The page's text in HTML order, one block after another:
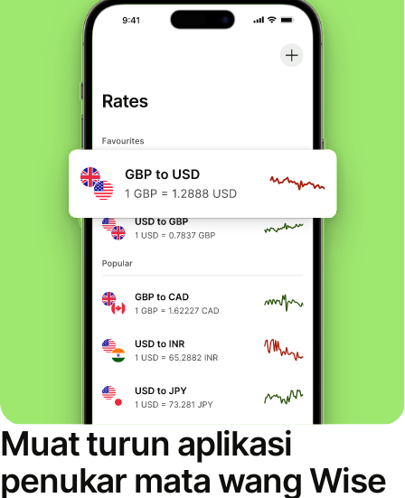
Muat turun aplikasi
penukar mata wang Wise